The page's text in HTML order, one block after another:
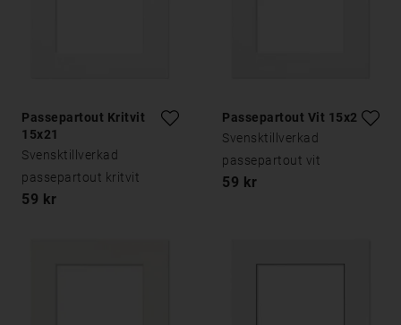
Passepartout Kritvit
15x21
Svensktillverkad
passepartout kritvit
59 kr
Passepartout Vit 15x21
Svensktillverkad
passepartout vit
59 kr